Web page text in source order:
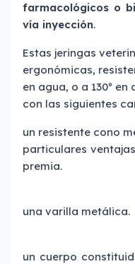
farmacológicos o
vía inyección.
Estas jeringas
ergonómicas,
en agua, o a 130º
con las siguientes
un resistente cono
particulares
premia.
una varilla metálica.
un cuerpo